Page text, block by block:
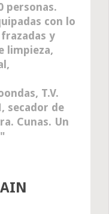
personas.
con lo
y
limpieza,
T.V.
secador de
Cunas. Un